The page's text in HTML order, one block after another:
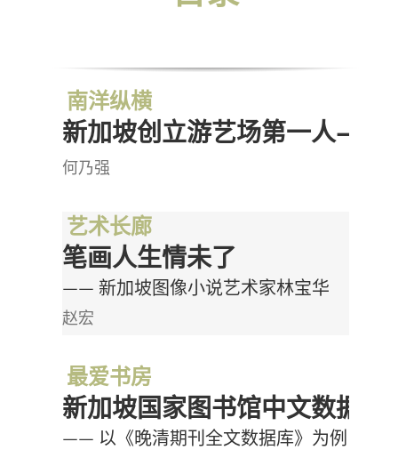
南洋纵横
新加坡创立游艺场第一人——
何乃强
艺术长廊
笔画人生情未了
—— 新加坡图像小说艺术家林宝华
赵宏
最爱书房
新加坡国家图书馆中文数据库
—— 以《晚清期刊全文数据库》为例